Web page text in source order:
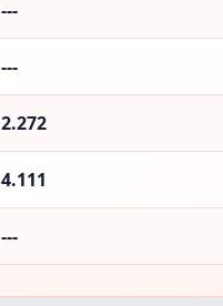
---
---
2.272
4.111
---